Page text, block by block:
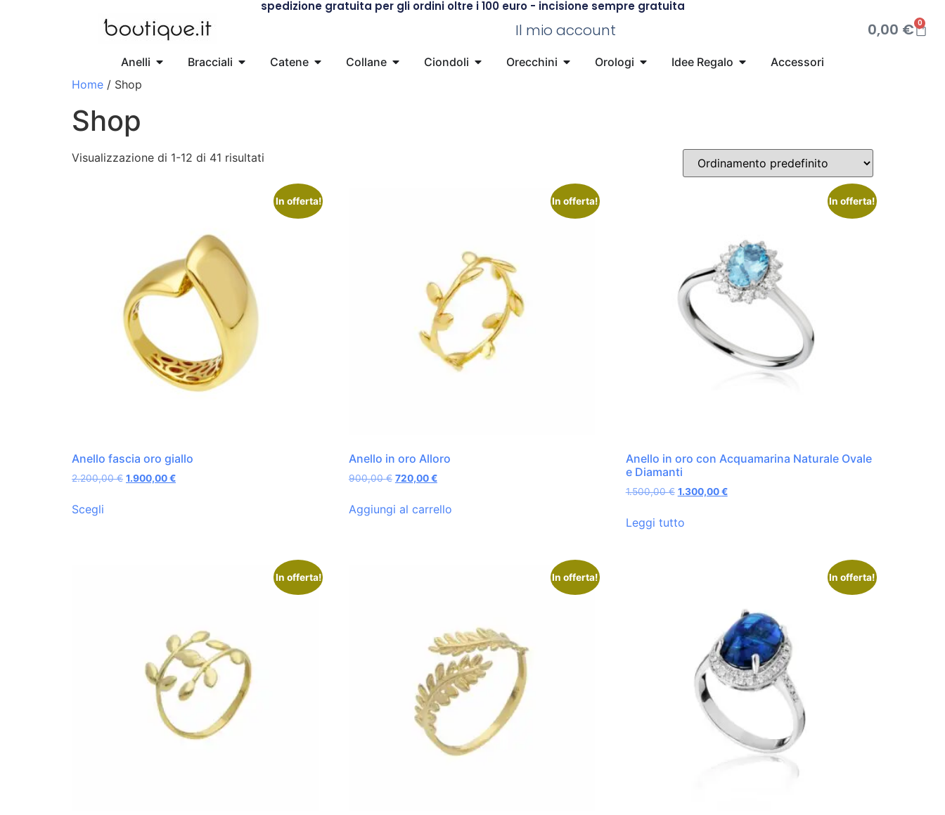
spedizione gratuita per gli ordini oltre i 100 euro - incisione sempre gratuita
Il mio account 0,00 € 0
Anelli Bracciali Catene Collane Ciondoli Orecchini Orologi Idee Regalo
Accessori
Home / Shop
Shop
Visualizzazione di 1-12 di 41 risultati
In offerta!
Anello fascia oro giallo
2.200,00€ 1.900,00€
Scegli
In offerta!
Anello in oro Alloro
900,00€ 720,00€
Aggiungi al carrello
In offerta!
Anello in oro con Acquamarina Naturale Ovale
e Diamanti
1.500,00€ 1.300,00€
Leggi tutto
In offerta! In offerta! In offerta!